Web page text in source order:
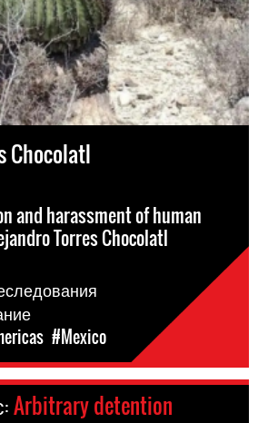
Chocolatl
and harassment of human
Torres Chocolatl
#Mexico
Arbitrary detention